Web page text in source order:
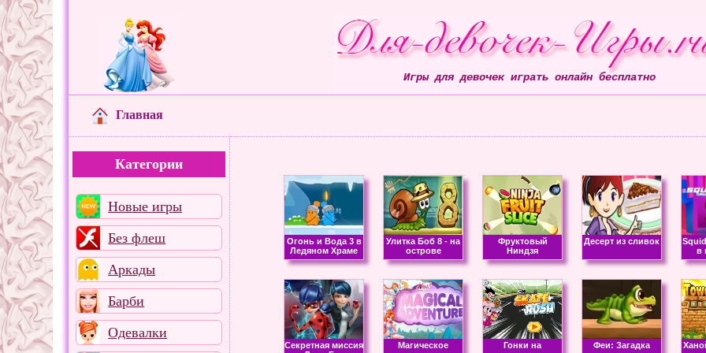
Игры для девочек играть онлайн бесплатно
Главная
Категории
Новые игры
Без флеш
Аркады
Барби
Одевалки
Огонь и Вода 3 в
Ледяном Храме
Улитка Боб 8 - на
острове
Фруктовый
Ниндзя
Десерт из сливок
в
Секретная миссия
Магическое
Гонки на
Феи: Загадка